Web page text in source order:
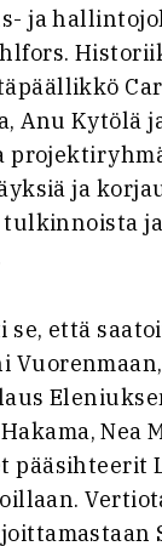
ja
Anu Kytölä
ja
että
Nea
pääsihteerit